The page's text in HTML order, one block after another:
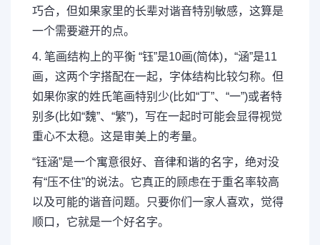
巧合，但如果家里的长辈对谐音特别敏感，这算是
一个需要避开的点。
4. 笔画结构上的平衡 “钰”是10画(简体)，“涵”是11
画，这两个字搭配在一起，字体结构比较匀称。但
如果你家的姓氏笔画特别少(比如“丁”、“一”)或者特
别多(比如“魏”、“繁”)，写在一起时可能会显得视觉
重心不太稳。这是审美上的考量。
“钰涵”是一个寓意很好、音律和谐的名字，绝对没
有“压不住”的说法。它真正的顾虑在于重名率较高
以及可能的谐音问题。只要你们一家人喜欢，觉得
顺口，它就是一个好名字。